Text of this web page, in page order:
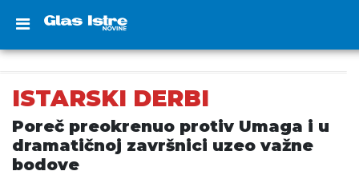
ISTARSKI DERBI
Poreč preokrenuo protiv Umaga i u
dramatičnoj završnici uzeo važne
bodove